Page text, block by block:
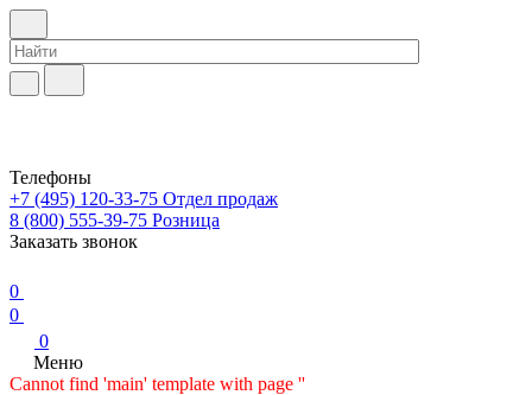
Телефоны
+7 (495) 120-33-75 Отдел продаж
8 (800) 555-39-75 Розница
Заказать звонок
0
0
0
Меню
Cannot find 'main' template with page ''